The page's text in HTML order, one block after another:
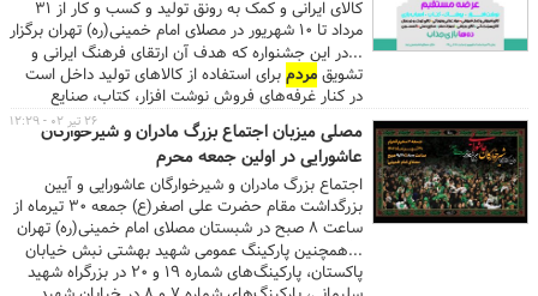
کالای ایرانی و کمک به رونق تولید و کسب و کار از ۳۱
مرداد تا ۱۰ شهریور در مصلای امام خمینی(ره) تهران برگزار
می‌شود.
...در این جشنواره که هدف آن ارتقای فرهنگ ایرانی و
تشویقمردمبرای استفاده از کالاهای تولید داخل است
در کنار غرفه‌های فروش نوشت افزار، کتاب، صنایع
فرهنگی و خلاق کودک و خردسال تولیدات اسباب بازی
ایرانی با کیفیت، در گروه‌های کالایی: آموزشی و کمک
آموزشی، فکری، فرهنگی هنری، عروسک، حرکتی و
الکترونیکی که ثمره سرمایه‌گذاری و حاصل تفکر و
فرهنگ ایرانی است در معرض دید مخاطبان قرار خواهند
گرفت. ...
مصلی میزبان اجتماع بزرگ مادران و شیرخوارگان
عاشورایی در اولین جمعه محرم
اجتماع بزرگ مادران و شیرخوارگان عاشورایی و آیین
بزرگداشت مقام حضرت علی اصغر(ع) جمعه ۳۰ تیرماه از
ساعت ۸ صبح در شبستان مصلای امام خمینی(ره) تهران
برگزار می‌شود
...همچنین پارکینگ عمومی شهید بهشتی نبش خیابان
پاکستان، پارکینگ‌های شماره ۱۹ و ۲۰ در بزرگراه شهید
۲۶ تیر ۰۲ - ۱۲:۲۹